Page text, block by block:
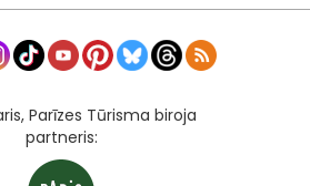
Parīzes Tūrisma biroja
partneris: